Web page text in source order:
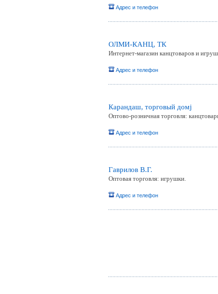
Адрес и телефон
ОЛМИ-КАНЦ, ТК
Интернет-магазин канцтоваров и
Адрес и телефон
Карандаш, торговый домj
Оптово-розничная торговля:
Адрес и телефон
Гаврилов В.Г.
Оптовая торговля: игрушки.
Адрес и телефон